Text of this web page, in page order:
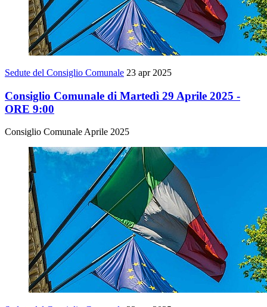
Sedute del Consiglio Comunale 23 apr 2025
Consiglio Comunale di Martedì 29 Aprile 2025 -
ORE 9:00
Consiglio Comunale Aprile 2025